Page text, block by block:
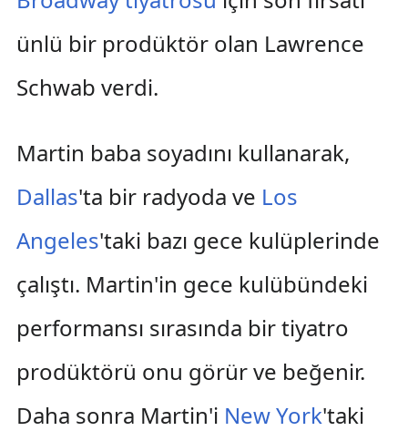
ünlü bir prodüktör olan Lawrence
Schwab verdi.
Martin baba soyadını kullanarak,
Dallas'ta bir radyoda ve Los
Angeles'taki bazı gece kulüplerinde
çalıştı. Martin'in gece kulübündeki
performansı sırasında bir tiyatro
prodüktörü onu görür ve beğenir.
Daha sonra Martin'i New York'taki